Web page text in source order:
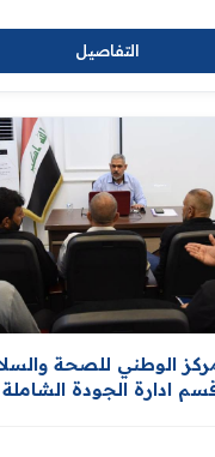
التفاصيل
الوطني للصحة
ادارة الجودة الشاملة